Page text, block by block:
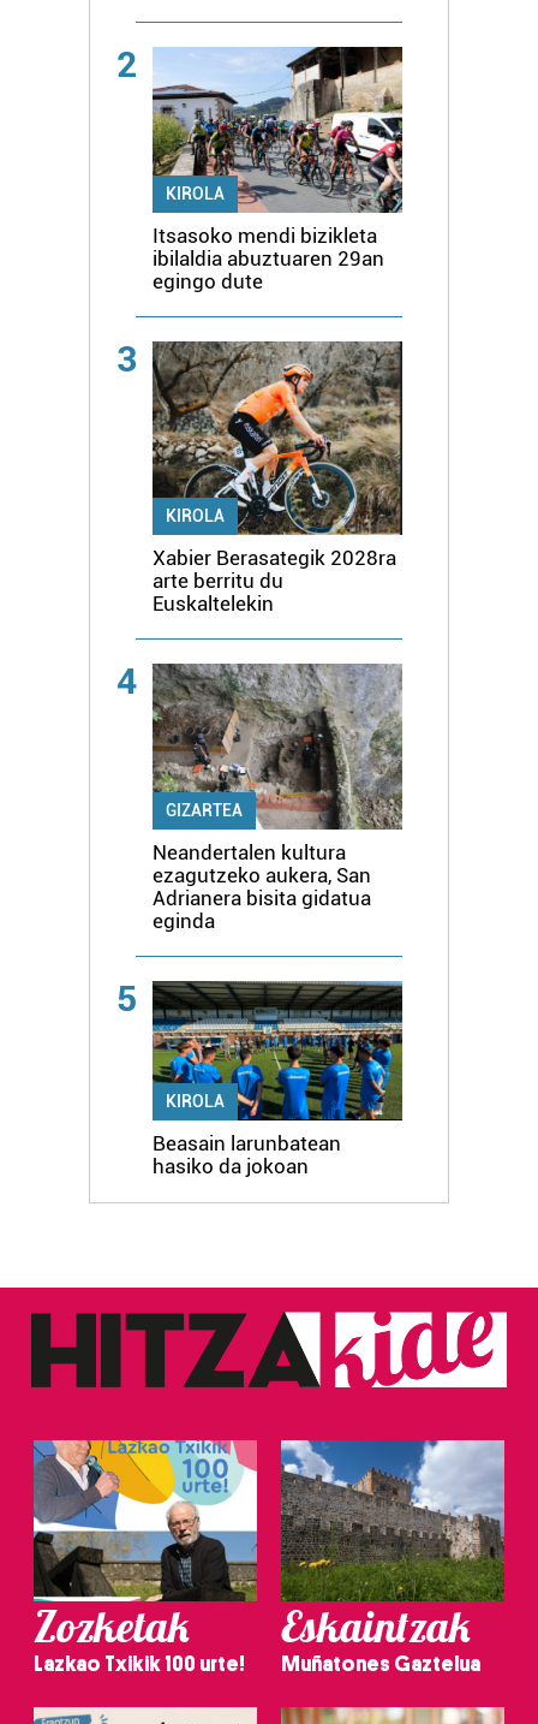
2
KIROLA
Itsasoko mendi bizikleta
ibilaldia abuztuaren 29an
egingo dute
3
KIROLA
Xabier Berasategik 2028ra
arte berritu du
Euskaltelekin
4
GIZARTEA
Neandertalen kultura
ezagutzeko aukera, San
Adrianera bisita gidatua
eginda
5
KIROLA
Beasain larunbatean
hasiko da jokoan
Zozketak
Lazkao Txikik 100 urte!
Eskaintzak
Muñatones Gaztelua